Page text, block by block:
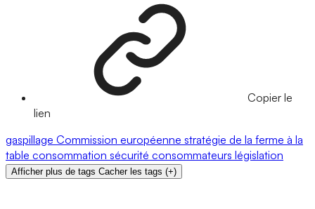
Copier le
lien
gaspillage Commission européenne stratégie de la ferme à la
table consommation sécurité consommateurs législation
Afficher plus de tags Cacher les tags (+)